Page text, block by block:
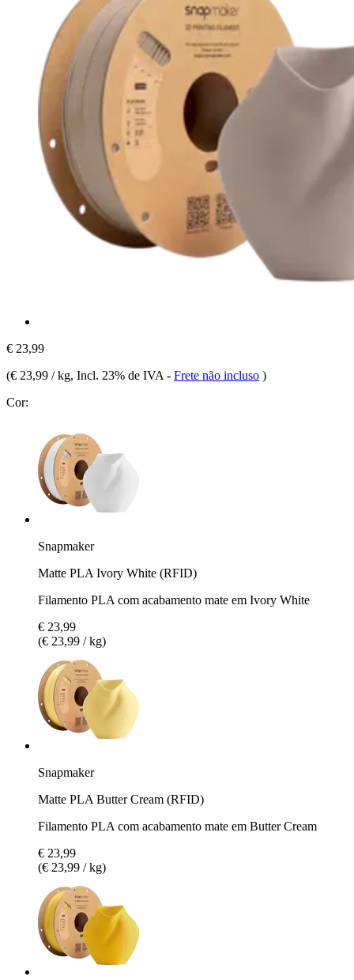
€ 23,99
(€ 23,99 / kg, Incl. 23% de IVA - Frete não incluso )
Cor:
Snapmaker
Matte PLA Ivory White (RFID)
Filamento PLA com acabamento mate em Ivory White
€ 23,99
(€ 23,99 / kg)
Snapmaker
Matte PLA Butter Cream (RFID)
Filamento PLA com acabamento mate em Butter Cream
€ 23,99
(€ 23,99 / kg)